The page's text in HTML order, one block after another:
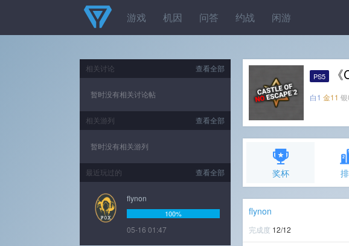
游戏 机因 问答 约战 闲游
PS5
白1 金11
奖杯
flynon
完成度 12/12
查看全部
相关讨论
暂时没有相关讨论帖
查看全部
相关游列
暂时没有相关游列
查看全部
最近玩过的
flynon
100%
05-16 01:47